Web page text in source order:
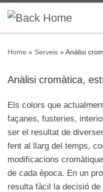
Skip to content
Home » Serveis » Anàlisi
Anàlisi cromàtica,
Els colors que
façanes, fusteries,
ser el resultat de
fent al llarg del temps,
modificacions
de cada època. En un
resulta fàcil la decisió